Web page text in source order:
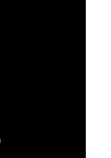
plus